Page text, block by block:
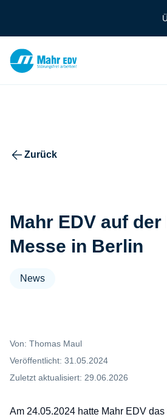
Zurück
Mahr EDV auf der
Messe in Berlin
News
Von: Thomas Maul
Veröffentlicht: 31.05.2024
Zuletzt aktualisiert: 29.06.2026
Am 24.05.2024 hatte Mahr EDV